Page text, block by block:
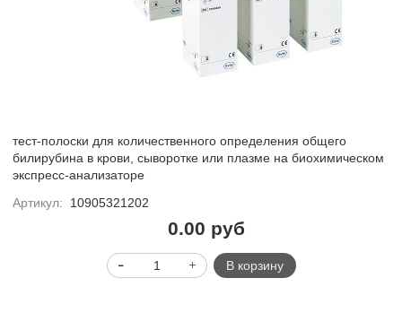
тест-полоски для количественного определения общего
билирубина в крови, сыворотке или плазме на биохимическом
экспресс-анализаторе
Артикул:
10905321202
0.00 руб
В корзину